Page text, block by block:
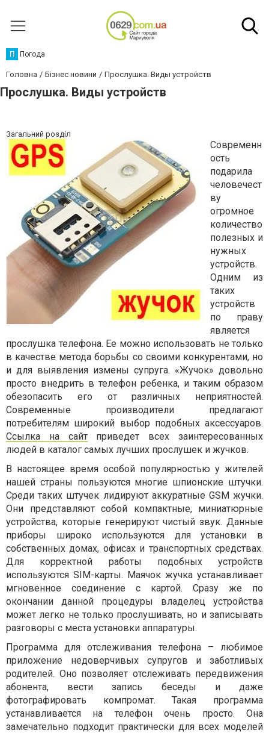
П Погода
Головна Бізнес новини Прослушка. Виды устройств
Прослушка. Виды устройств
Загальний розділ
Современн
ость
подарила
человечест
ву
огромное
количество
полезных и
нужных
устройств.
Одним из
таких
устройств
по праву
является
прослушка телефона. Ее можно использовать не только
в качестве метода борьбы со своими конкурентами, но
и для выявления измены супруга. «Жучок» довольно
просто внедрить в телефон ребенка, и таким образом
обезопасить его от различных неприятностей.
Современные производители предлагают
потребителям широкий выбор подобных аксессуаров.
Ссылка на сайтприведет всех заинтересованных
людей в каталог самых лучших прослушек и жучков.
В настоящее время особой популярностью у жителей
нашей страны пользуются многие шпионские штучки.
Среди таких штучек лидируют аккуратные GSM жучки.
Они представляют собой компактные, миниатюрные
устройства, которые генерируют чистый звук. Данные
приборы широко используются для установки в
собственных домах, офисах и транспортных средствах.
Для корректной работы подобных устройств
используются SIM-карты. Маячок жучка устанавливает
мгновенное соединение с картой. Сразу же по
окончании данной процедуры владелец устройства
может легко не только прослушивать, но и записывать
разговоры с места установки аппаратуры.
Программа для отслеживания телефона – любимое
приложение недоверчивых супругов и заботливых
родителей. Оно позволяет отслеживать передвижения
абонента, вести запись беседы и даже
фотографировать компромат. Такая программа
устанавливается на телефон очень просто. Она
замечательно подходит практически для всех моделей